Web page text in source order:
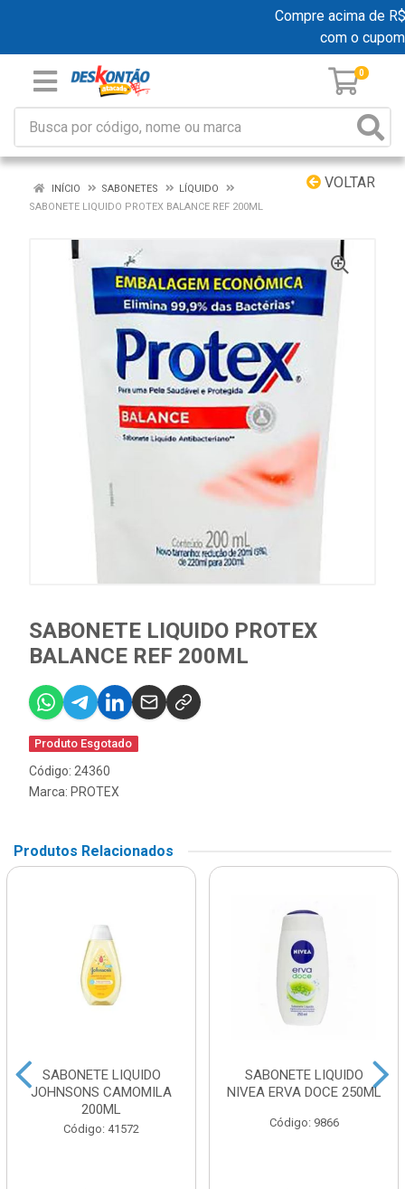
Compre acima de
com o cupom
0
VOLTAR
INÍCIO SABONETES
LÍQUIDO
SABONETE LIQUIDO PROTEX BALANCE REF 200ML
SABONETE LIQUIDO PROTEX
BALANCE REF 200ML
Produto Esgotado
Código: 24360
Marca: PROTEX
Produtos Relacionados
SABONETE LIQUIDO
JOHNSONS CAMOMILA
200ML
Código: 41572
SABONETE LIQUIDO
NIVEA ERVA DOCE 250ML
Código: 9866